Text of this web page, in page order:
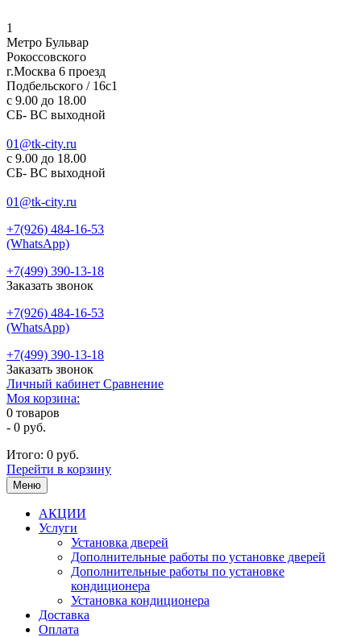
1
Метро Бульвар
Рокоссовского
г.Москва 6 проезд
Подбельского / 16с1
c 9.00 до 18.00
СБ- ВС выходной
01@tk-city.ru
c 9.00 до 18.00
СБ- ВС выходной
01@tk-city.ru
+7(926) 484-16-53
(WhatsApp)
+7(499) 390-13-18
Заказать звонок
+7(926) 484-16-53
(WhatsApp)
+7(499) 390-13-18
Заказать звонок
Личный кабинет Сравнение
Моя корзина:
0 товаров
- 0 руб.
Итого: 0 руб.
Перейти в корзину
Меню
АКЦИИ
Услуги
Установка дверей
Дополнительные работы по установке дверей
Дополнительные работы по установке
кондиционера
Установка кондиционера
Доставка
Оплата